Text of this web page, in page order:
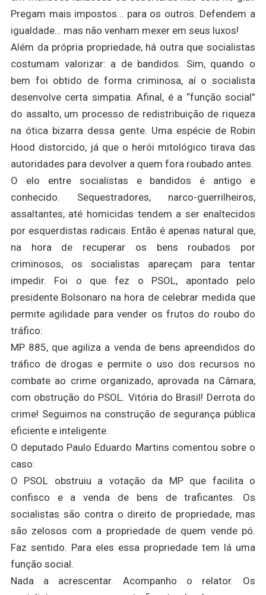
Pregam mais impostos… para os outros. Defendem a
igualdade… mas não venham mexer em seus luxos!
Além da própria propriedade, há outra que socialistas
costumam valorizar: a de bandidos. Sim, quando o
bem foi obtido de forma criminosa, aí o socialista
desenvolve certa simpatia. Afinal, é a “função social”
do assalto, um processo de redistribuição de riqueza
na ótica bizarra dessa gente. Uma espécie de Robin
Hood distorcido, já que o herói mitológico tirava das
autoridades para devolver a quem fora roubado antes.
O elo entre socialistas e bandidos é antigo e
conhecido. Sequestradores, narco-guerrilheiros,
assaltantes, até homicidas tendem a ser enaltecidos
por esquerdistas radicais. Então é apenas natural que,
na hora de recuperar os bens roubados por
criminosos, os socialistas apareçam para tentar
impedir. Foi o que fez o PSOL, apontado pelo
presidente Bolsonaro na hora de celebrar medida que
permite agilidade para vender os frutos do roubo do
tráfico:
MP 885, que agiliza a venda de bens apreendidos do
tráfico de drogas e permite o uso dos recursos no
combate ao crime organizado, aprovada na Câmara,
com obstrução do PSOL. Vitória do Brasil! Derrota do
crime! Seguimos na construção de segurança pública
eficiente e inteligente.
O deputado Paulo Eduardo Martins comentou sobre o
caso:
O PSOL obstruiu a votação da MP que facilita o
confisco e a venda de bens de traficantes. Os
socialistas são contra o direito de propriedade, mas
são zelosos com a propriedade de quem vende pó.
Faz sentido. Para eles essa propriedade tem lá uma
função social.
Nada a acrescentar. Acompanho o relator. Os